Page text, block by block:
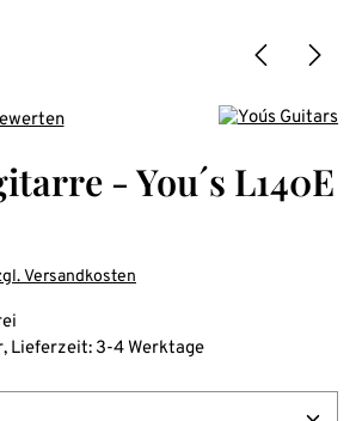
- You´s L140E
Versandkosten
Lieferzeit: 3-4 Werktage
Gib den gewünschten Wert ein